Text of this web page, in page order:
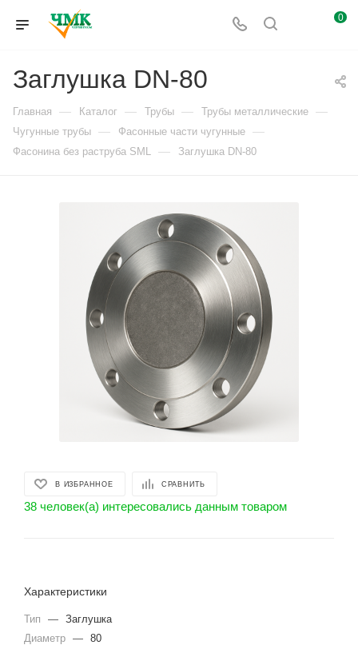
0
Заглушка DN-80
Главная — Каталог — Трубы — Трубы металлические —
Чугунные трубы — Фасонные части чугунные —
Фасонина без раструба SML — Заглушка DN-80
В ИЗБРАННОЕ СРАВНИТЬ
38 человек(а) интересовались данным товаром
Характеристики
Тип — Заглушка
Диаметр — 80